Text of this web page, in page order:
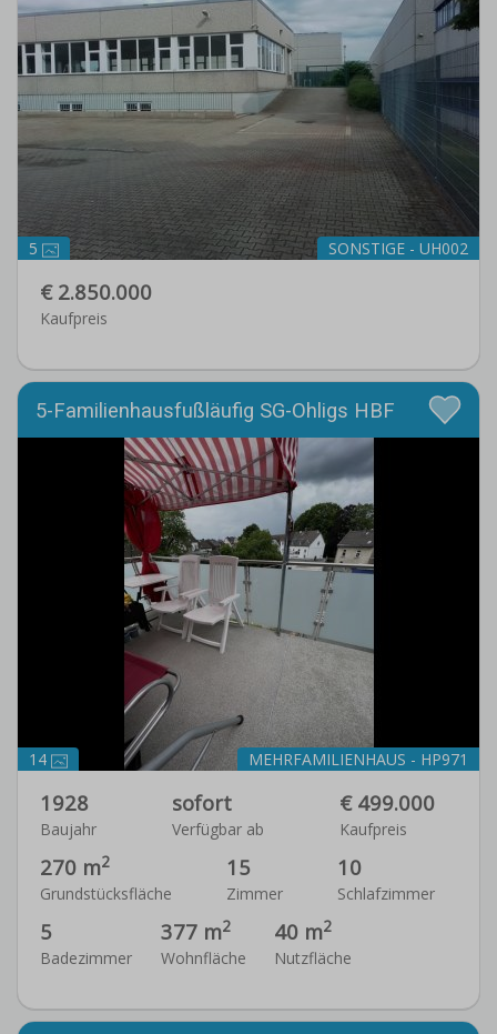
5 SONSTIGE - UH002
€ 2.850.000
Kaufpreis
5-Familienhausfußläufig SG-Ohligs HBF
14 MEHRFAMILIENHAUS - HP971
1928
Baujahr
sofort
Verfügbar ab
€ 499.000
Kaufpreis
270 m2
Grundstücksfläche
15
Zimmer
10
Schlafzimmer
5
Badezimmer
377 m2
Wohnfläche
40 m2
Nutzfläche